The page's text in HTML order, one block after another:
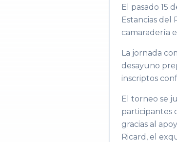
El pasado 15
Estancias del
camaradería
La jornada
desayuno
inscriptos
El torneo se
participantes
gracias al
Ricard, el